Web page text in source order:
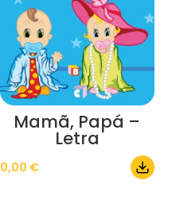
Mamã, Papá –
Letra
0,00 €